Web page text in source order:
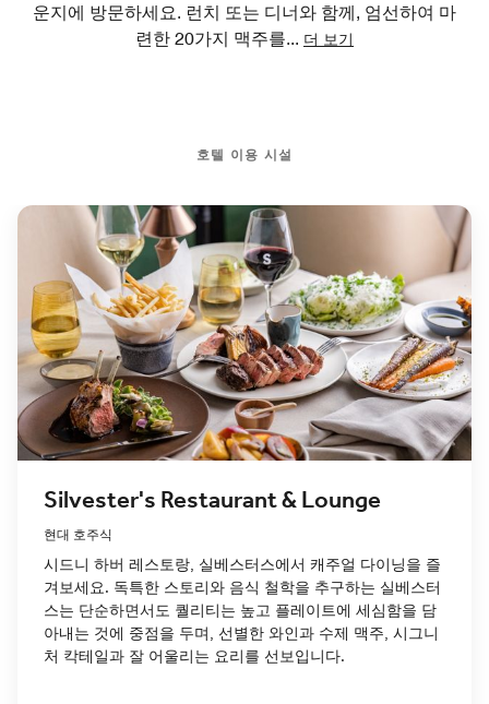
운지에 방문하세요. 런치 또는 디너와 함께, 엄선하여 마
련한 20가지 맥주를... 더 보기
호텔 이용 시설
Silvester's Restaurant & Lounge
현대 호주식
시드니 하버 레스토랑, 실베스터스에서 캐주얼 다이닝을 즐
겨보세요. 독특한 스토리와 음식 철학을 추구하는 실베스터
스는 단순하면서도 퀄리티는 높고 플레이트에 세심함을 담
아내는 것에 중점을 두며, 선별한 와인과 수제 맥주, 시그니
처 칵테일과 잘 어울리는 요리를 선보입니다.